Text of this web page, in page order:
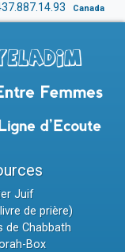
Canada
Juif
de prière)
de Chabbath
Box